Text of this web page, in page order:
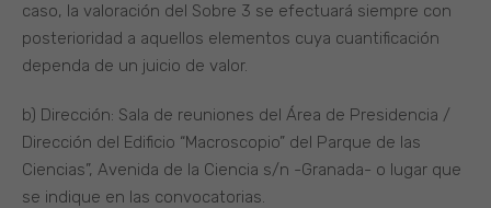
caso, la valoración del Sobre 3 se efectuará siempre con
posterioridad a aquellos elementos cuya cuantificación
dependa de un juicio de valor.
b) Dirección: Sala de reuniones del Área de Presidencia /
Dirección del Edificio “Macroscopio” del Parque de las
Ciencias”, Avenida de la Ciencia s/n -Granada- o lugar que
se indique en las convocatorias.